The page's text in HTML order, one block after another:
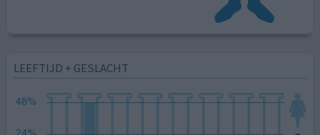
LEEFTIJD + GESLACHT